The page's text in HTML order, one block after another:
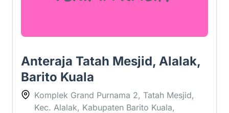
Anteraja Tatah Mesjid, Alalak,
Barito Kuala
Komplek Grand Purnama 2, Tatah Mesjid,
Kec. Alalak, Kabupaten Barito Kuala,